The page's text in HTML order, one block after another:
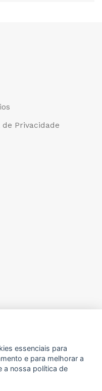
Privacidade
essenciais para
e para melhorar a
a nossa política de